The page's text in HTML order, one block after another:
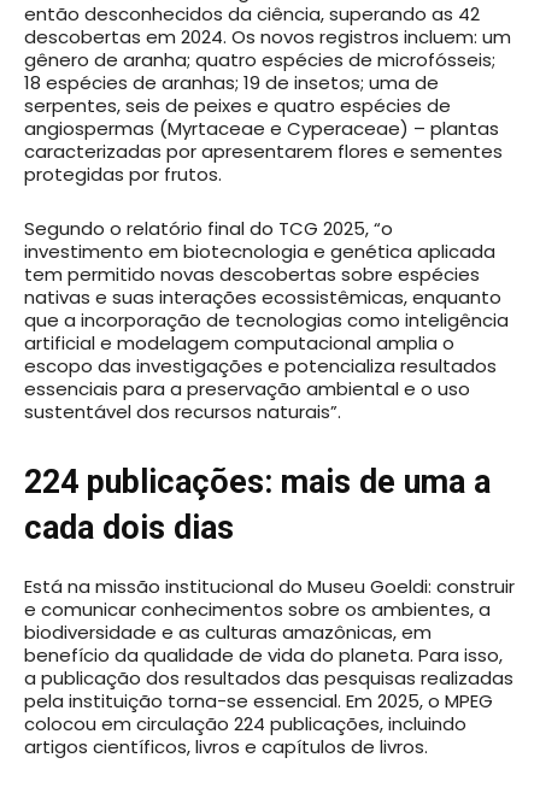
então desconhecidos da ciência, superando as 42
descobertas em 2024. Os novos registros incluem: um
gênero de aranha; quatro espécies de microfósseis;
18 espécies de aranhas; 19 de insetos; uma de
serpentes, seis de peixes e quatro espécies de
angiospermas (Myrtaceae e Cyperaceae) – plantas
caracterizadas por apresentarem flores e sementes
protegidas por frutos.
Segundo o relatório final do TCG 2025, “o
investimento em biotecnologia e genética aplicada
tem permitido novas descobertas sobre espécies
nativas e suas interações ecossistêmicas, enquanto
que a incorporação de tecnologias como inteligência
artificial e modelagem computacional amplia o
escopo das investigações e potencializa resultados
essenciais para a preservação ambiental e o uso
sustentável dos recursos naturais”.
224 publicações: mais de uma a
cada dois dias
Está na missão institucional do Museu Goeldi: construir
e comunicar conhecimentos sobre os ambientes, a
biodiversidade e as culturas amazônicas, em
benefício da qualidade de vida do planeta. Para isso,
a publicação dos resultados das pesquisas realizadas
pela instituição torna-se essencial. Em 2025, o MPEG
colocou em circulação 224 publicações, incluindo
artigos científicos, livros e capítulos de livros.